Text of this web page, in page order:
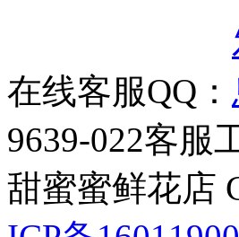
在线客服QQ：
9639-022客服
甜蜜蜜鲜花店